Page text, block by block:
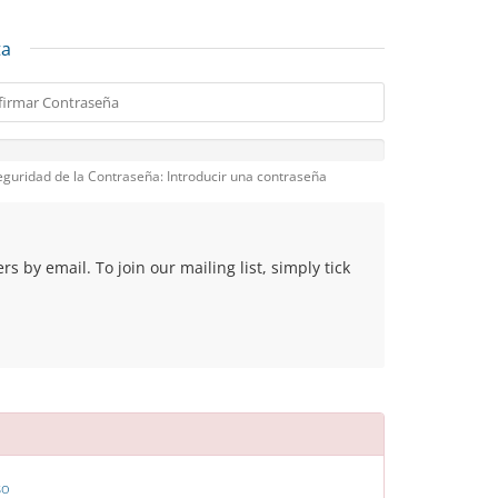
de la Contraseña: Introducir una contraseña
by email. To join our mailing list, simply tick